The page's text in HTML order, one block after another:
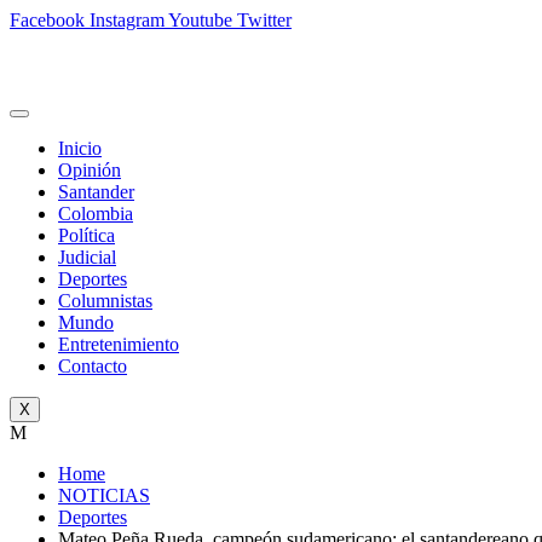
Facebook InstagramYoutube Twitter
Inicio
Opinión
Santander
Colombia
Política
Judicial
Deportes
Columnistas
Mundo
Entretenimiento
Contacto
X
M
Home
NOTICIAS
Deportes